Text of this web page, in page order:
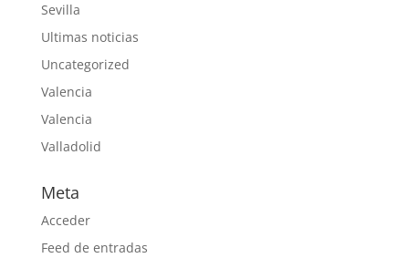
Sevilla
Ultimas noticias
Uncategorized
Valencia
Valencia
Valladolid
Meta
Acceder
Feed de entradas